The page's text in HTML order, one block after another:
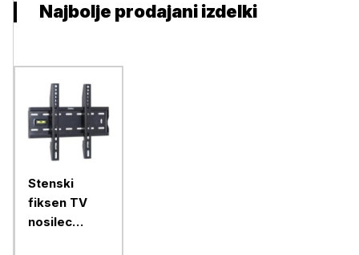
Najbolje prodajani izdelki
Stenski
fiksen TV
nosilec